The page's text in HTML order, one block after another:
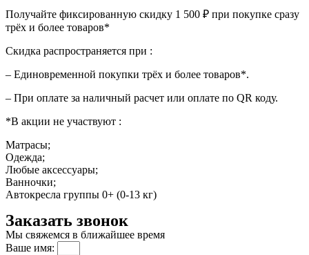
Получайте фиксированную скидку 1 500 ₽ при покупке сразу
трёх и более товаров*
Скидка распространяется при :
– Единовременной покупки трёх и более товаров*.
– При оплате за наличный расчет или оплате по QR коду.
*В акции не участвуют :
Матрасы;
Одежда;
Любые аксессуары;
Ванночки;
Автокресла группы 0+ (0-13 кг)
Заказать звонок
Мы свяжемся в ближайшее время
Ваше имя: